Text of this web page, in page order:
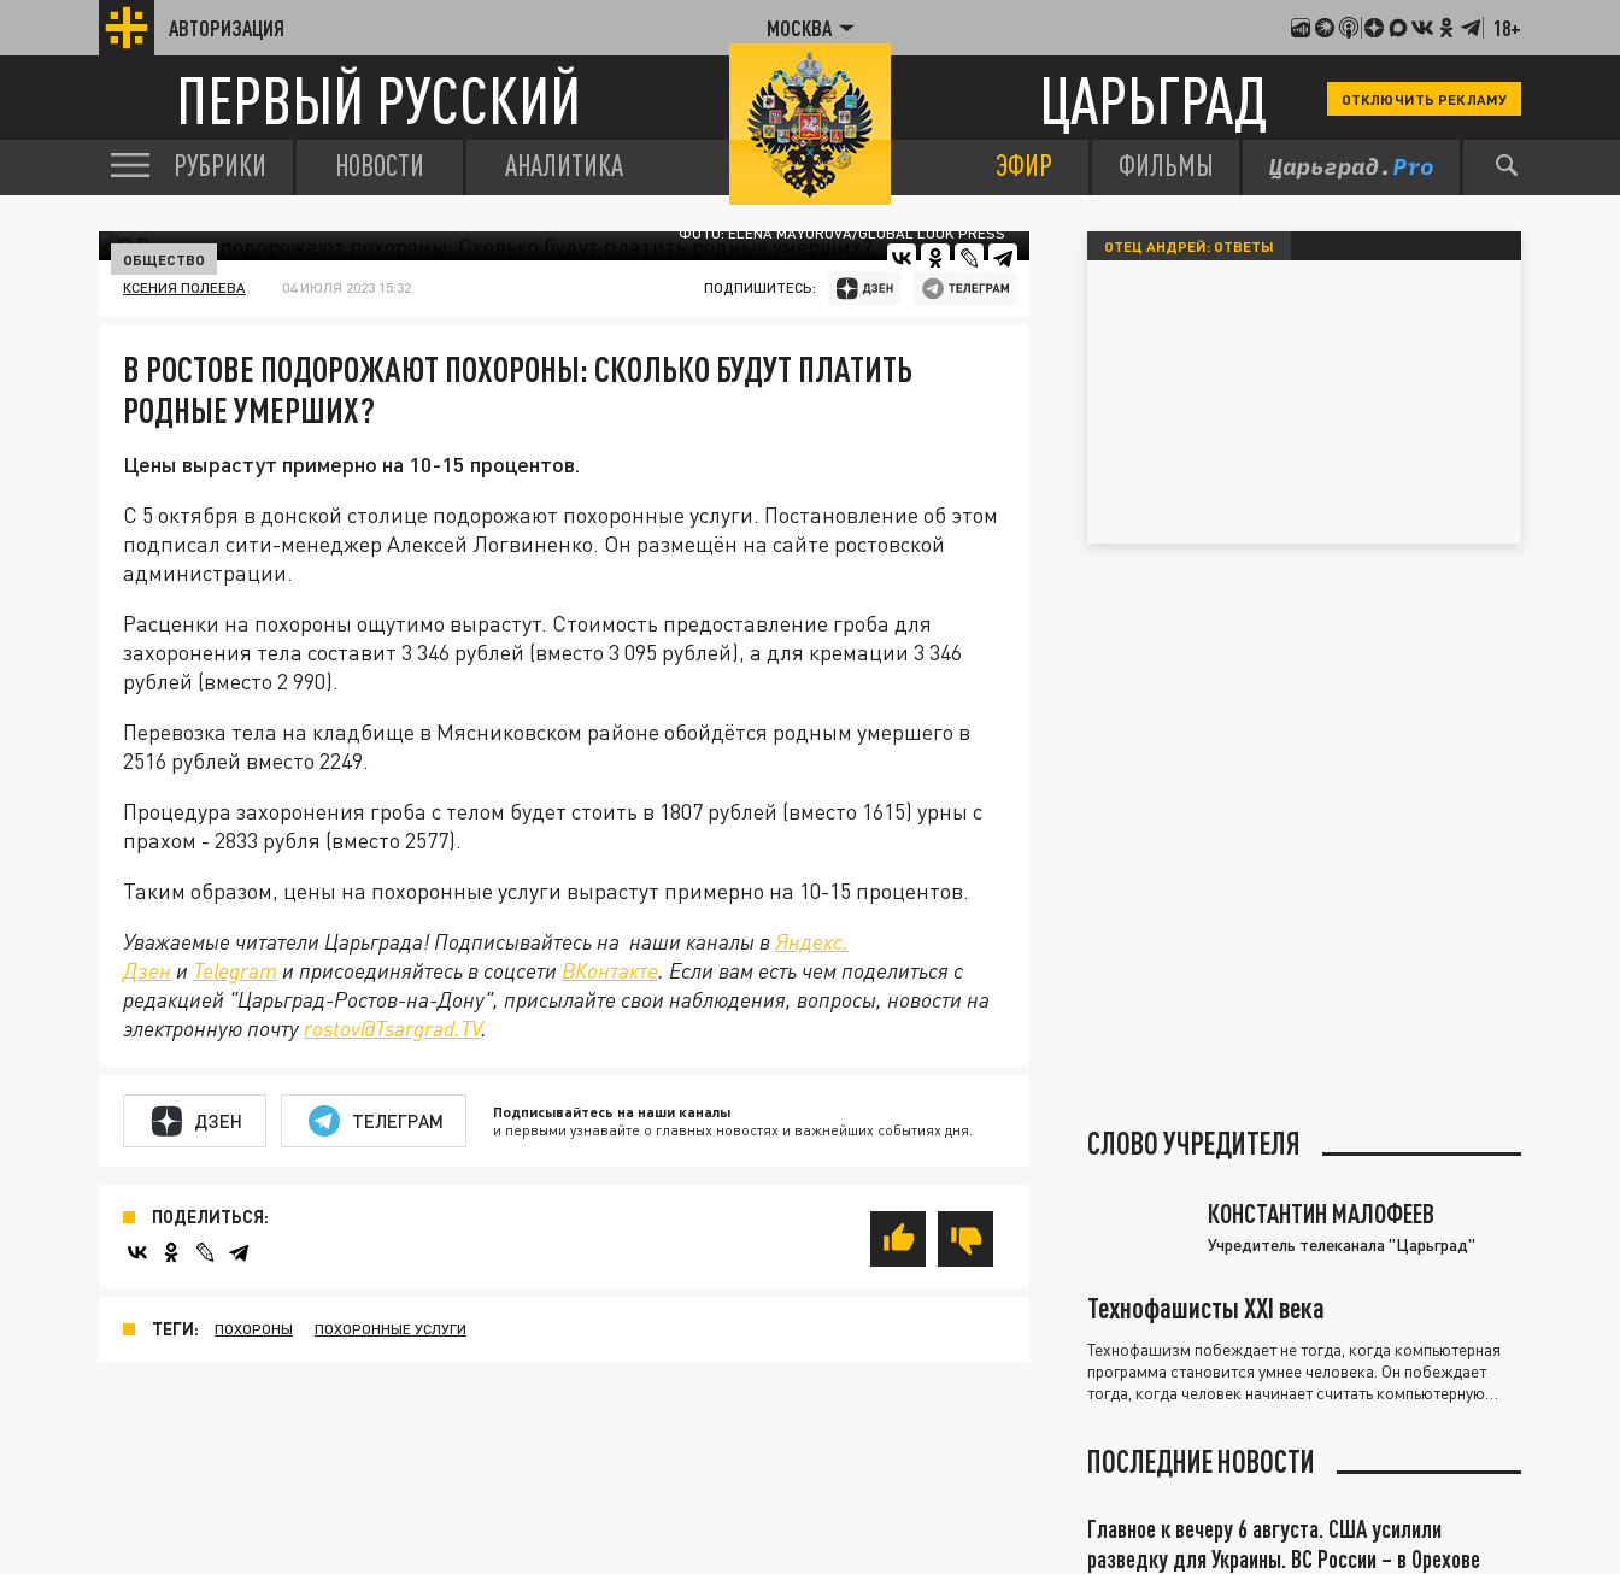
АВТОРИЗАЦИЯ МОСКВА 18+
ПЕРВЫЙ РУССКИЙ ЦАРЬГРАД ОТКЛЮЧИТЬ РЕКЛАМУ
РУБРИКИ НОВОСТИ АНАЛИТИКА ЭФИР ФИЛЬМЫ
ФОТО: ELENA MAYOROVA/GLOBAL LOOK PRESS
ОБЩЕСТВО
КСЕНИЯ ПОЛЕЕВА 04 ИЮЛЯ 2023 15:32 ПОДПИШИТЕСЬ:
В РОСТОВЕ ПОДОРОЖАЮТ ПОХОРОНЫ: СКОЛЬКО БУДУТ ПЛАТИТЬ
РОДНЫЕ УМЕРШИХ?
Цены вырастут примерно на 10-15 процентов.
С 5 октября в донской столице подорожают похоронные услуги. Постановление об этом
подписал сити-менеджер Алексей Логвиненко. Он размещён на сайте ростовской
администрации.
Расценки на похороны ощутимо вырастут. Стоимость предоставление гроба для
захоронения тела составит 3 346 рублей (вместо 3 095 рублей), а для кремации 3 346
рублей (вместо 2 990).
Перевозка тела на кладбище в Мясниковском районе обойдётся родным умершего в
2516 рублей вместо 2249.
Процедура захоронения гроба с телом будет стоить в 1807 рублей (вместо 1615) урны с
прахом - 2833 рубля (вместо 2577).
Таким образом, цены на похоронные услуги вырастут примерно на 10-15 процентов.
Уважаемые читатели Царьграда! Подписывайтесь на наши каналы вЯндекс.
Дзен и Telegram и присоединяйтесь в соцсети ВКонтакте. Если вам есть чем поделиться с
редакцией "Царьград-Ростов-на-Дону", присылайте свои наблюдения, вопросы, новости на
электронную почту rostov@Tsargrad.ТV.
ДЗЕН ТЕЛЕГРАМ Подписывайтесь на наши каналы
и первыми узнавайте о главных новостях и важнейших событиях дня.
ПОДЕЛИТЬСЯ:
ТЕГИ: ПОХОРОНЫ ПОХОРОННЫЕ УСЛУГИ
ОТЕЦ АНДРЕЙ: ОТВЕТЫ
СЛОВО УЧРЕДИТЕЛЯ
КОНСТАНТИН МАЛОФЕЕВ
Учредитель телеканала "Царьград"
Технофашисты XXI века
Технофашизм побеждает не тогда, когда компьютерная
программа становится умнее человека. Он побеждает
тогда, когда человек начинает считать компьютерную
ПОСЛЕДНИЕ НОВОСТИ
Главное к вечеру 6 августа. США усилили
разведку для Украины. ВС России – в Орехове